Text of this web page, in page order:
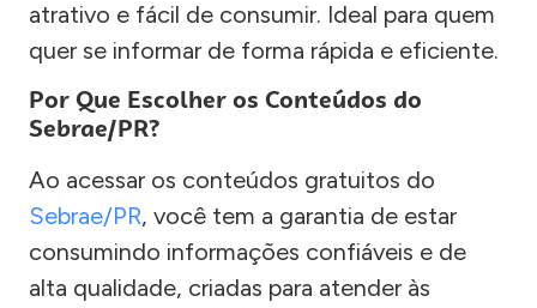
atrativo e fácil de consumir. Ideal para quem
quer se informar de forma rápida e eficiente.
Por Que Escolher os Conteúdos do
Sebrae/PR?
Ao acessar os conteúdos gratuitos do
Sebrae/PR, você tem a garantia de estar
consumindo informações confiáveis e de
alta qualidade, criadas para atender às